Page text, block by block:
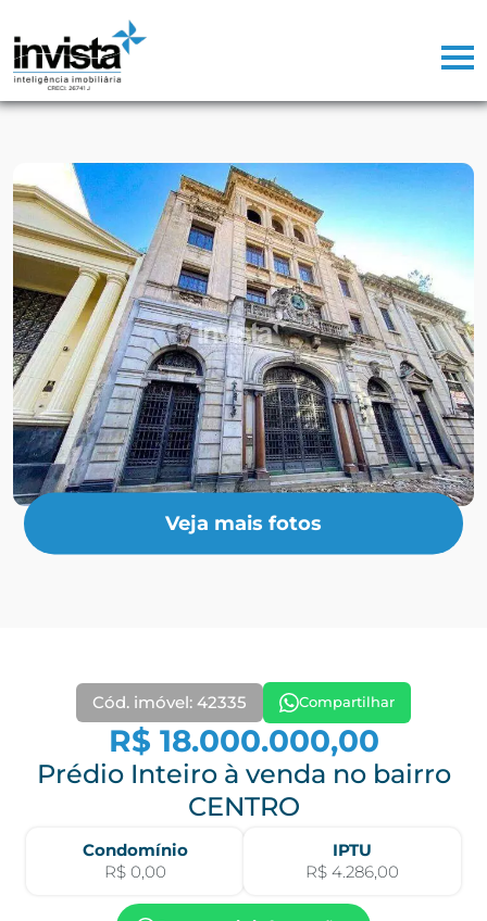
Veja mais fotos
Cód. imóvel: 42335 Compartilhar
R$ 18.000.000,00
Prédio Inteiro à venda no bairro
CENTRO
Condomínio
R$ 0,00
IPTU
R$ 4.286,00